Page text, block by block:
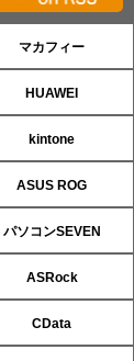
マカフィー
HUAWEI
kintone
ASUS ROG
パソコンSEVEN
ASRock
CData